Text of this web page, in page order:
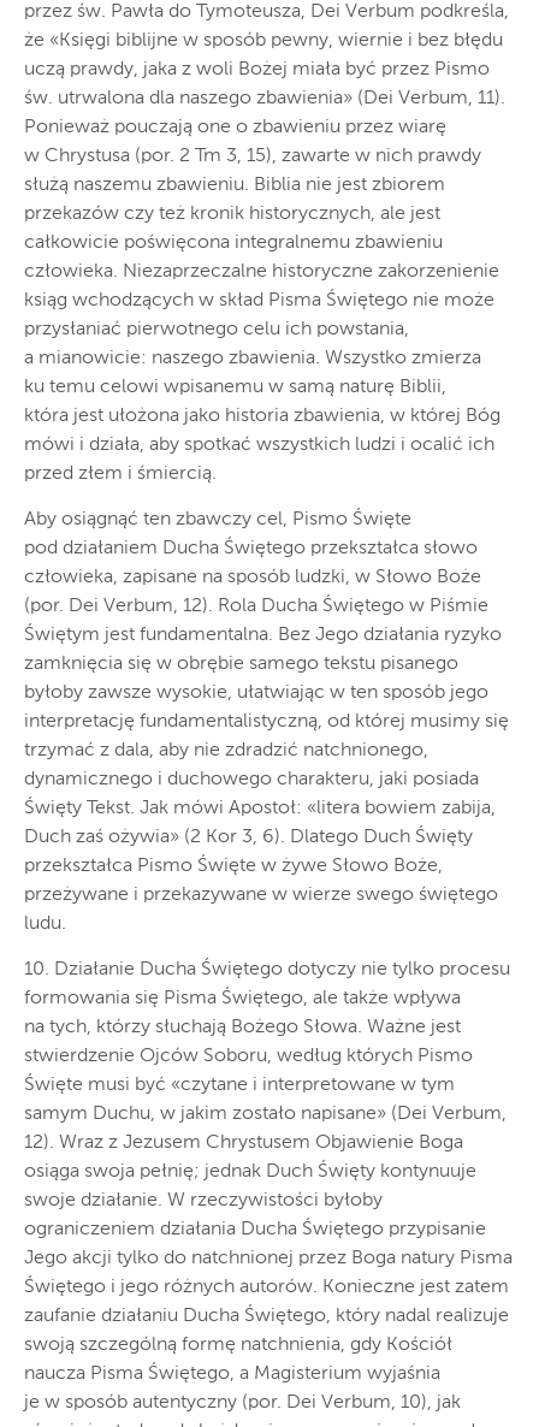
przez św. Pawła do Tymoteusza, Dei Verbum podkreśla,
że «Księgi biblijne w sposób pewny, wiernie i bez błędu
uczą prawdy, jaka z woli Bożej miała być przez Pismo
św. utrwalona dla naszego zbawienia» (Dei Verbum, 11).
Ponieważ pouczają one o zbawieniu przez wiarę
w Chrystusa (por. 2 Tm 3, 15), zawarte w nich prawdy
służą naszemu zbawieniu. Biblia nie jest zbiorem
przekazów czy też kronik historycznych, ale jest
całkowicie poświęcona integralnemu zbawieniu
człowieka. Niezaprzeczalne historyczne zakorzenienie
ksiąg wchodzących w skład Pisma Świętego nie może
przysłaniać pierwotnego celu ich powstania,
a mianowicie: naszego zbawienia. Wszystko zmierza
ku temu celowi wpisanemu w samą naturę Biblii,
która jest ułożona jako historia zbawienia, w której Bóg
mówi i działa, aby spotkać wszystkich ludzi i ocalić ich
przed złem i śmiercią.
Aby osiągnąć ten zbawczy cel, Pismo Święte
pod działaniem Ducha Świętego przekształca słowo
człowieka, zapisane na sposób ludzki, w Słowo Boże
(por. Dei Verbum, 12). Rola Ducha Świętego w Piśmie
Świętym jest fundamentalna. Bez Jego działania ryzyko
zamknięcia się w obrębie samego tekstu pisanego
byłoby zawsze wysokie, ułatwiając w ten sposób jego
interpretację fundamentalistyczną, od której musimy się
trzymać z dala, aby nie zdradzić natchnionego,
dynamicznego i duchowego charakteru, jaki posiada
Święty Tekst. Jak mówi Apostoł: «litera bowiem zabija,
Duch zaś ożywia» (2 Kor 3, 6). Dlatego Duch Święty
przekształca Pismo Święte w żywe Słowo Boże,
przeżywane i przekazywane w wierze swego świętego
ludu.
10. Działanie Ducha Świętego dotyczy nie tylko procesu
formowania się Pisma Świętego, ale także wpływa
na tych, którzy słuchają Bożego Słowa. Ważne jest
stwierdzenie Ojców Soboru, według których Pismo
Święte musi być «czytane i interpretowane w tym
samym Duchu, w jakim zostało napisane» (Dei Verbum,
12). Wraz z Jezusem Chrystusem Objawienie Boga
osiąga swoja pełnię; jednak Duch Święty kontynuuje
swoje działanie. W rzeczywistości byłoby
ograniczeniem działania Ducha Świętego przypisanie
Jego akcji tylko do natchnionej przez Boga natury Pisma
Świętego i jego różnych autorów. Konieczne jest zatem
zaufanie działaniu Ducha Świętego, który nadal realizuje
swoją szczególną formę natchnienia, gdy Kościół
naucza Pisma Świętego, a Magisterium wyjaśnia
je w sposób autentyczny (por. Dei Verbum, 10), jak